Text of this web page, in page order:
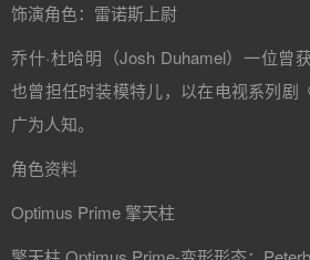
饰演角色：雷诺斯上尉
乔什·杜哈明（Josh Duhamel）一位曾
也曾担任时装模特儿，以在电视系列剧
广为人知。
角色资料
Optimus Prime 擎天柱